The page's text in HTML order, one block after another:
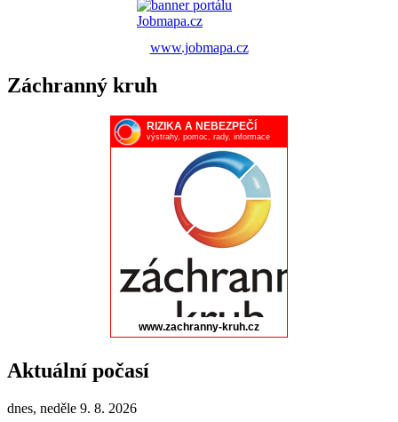
www.jobmapa.cz
Záchranný kruh
Aktuální počasí
dnes, neděle 9. 8. 2026